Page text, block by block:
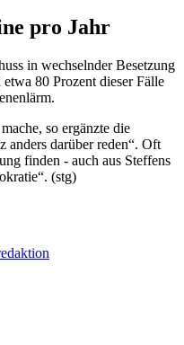
pro Jahr
in wechselnder Besetzung
80 Prozent dieser Fälle
so ergänzte die
anders darüber reden“. Oft
finden - auch aus Steffens
(stg)